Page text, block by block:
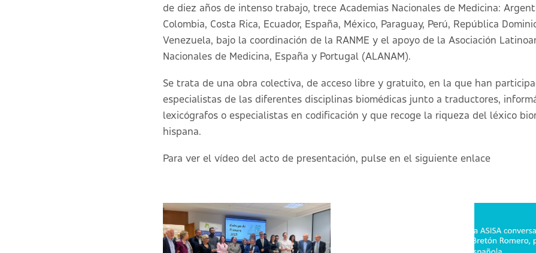
de diez años de intenso trabajo, trece Academias Nacionales de Medicina:
Colombia, Costa Rica, Ecuador, España, México, Paraguay, Perú, República
Venezuela, bajo la coordinación de la RANME y el apoyo de la Asociación
Nacionales de Medicina, España y Portugal (ALANAM).
Se trata de una obra colectiva, de acceso libre y gratuito, en la que han
especialistas de las diferentes disciplinas biomédicas junto a traductores,
lexicógrafos o especialistas en codificación y que recoge la riqueza del léxico
hispana.
Para ver el vídeo del acto de presentación, pulse en el siguiente enlace